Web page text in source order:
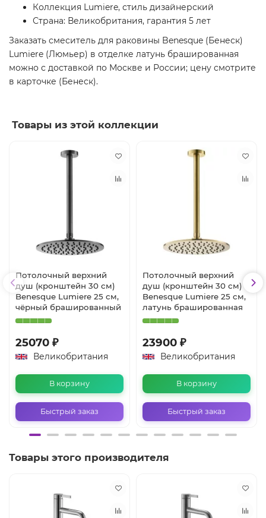
Коллекция Lumiere, стиль дизайнерский
Страна: Великобритания, гарантия 5 лет
Заказать смеситель для раковины Benesque (Бенеск)
Lumiere (Люмьер) в отделке латунь брашированная
можно с доставкой по Москве и России; цену смотрите
в карточке (Бенеск).
Товары из этой коллекции
Потолочный верхний
душ (кронштейн 30 см)
Benesque Lumiere 25 см,
чёрный брашированный
25070 ₽
Великобритания
В корзину
Быстрый заказ
Потолочный верхний
душ (кронштейн 30 см)
Benesque Lumiere 25 см,
латунь брашированная
23900 ₽
Великобритания
В корзину
Быстрый заказ
Товары этого производителя